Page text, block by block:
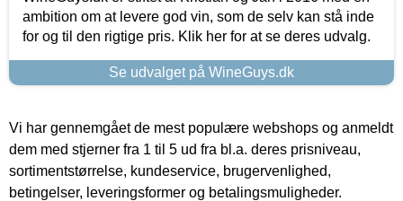
ambition om at levere god vin, som de selv kan stå inde
for og til den rigtige pris. Klik her for at se deres udvalg.
Se udvalget på WineGuys.dk
Vi har gennemgået de mest populære webshops og anmeldt
dem med stjerner fra 1 til 5 ud fra bl.a. deres prisniveau,
sortimentstørrelse, kundeservice, brugervenlighed,
betingelser, leveringsformer og betalingsmuligheder.